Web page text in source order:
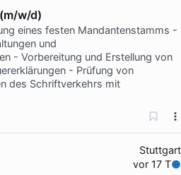
w/d)
eines festen Mandantenstamms -
und
- Vorbereitung und Erstellung von
- Prüfung von
des Schriftverkehrs mit
Stuttgart
vor 17 T